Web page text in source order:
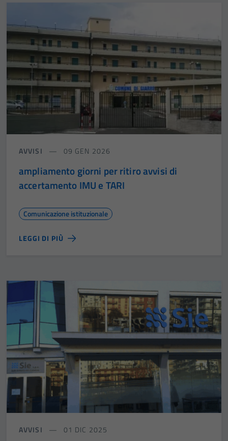
AVVISI 09 GEN 2026
ampliamento giorni per ritiro avvisi di
accertamento IMU e TARI
Comunicazione istituzionale
LEGGI DI PIÙ
AVVISI 01 DIC 2025